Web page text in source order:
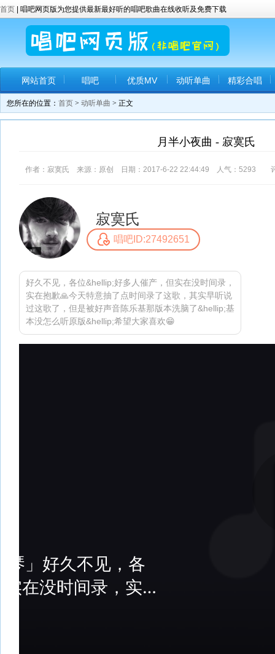
首页 | 唱吧网页版为您提供最新最好听的唱吧歌曲在线收听及免费下载
网站首页 唱吧 优质MV 动听单曲 精彩合唱
您所在的位置： 首页 > 动听单曲 > 正文
月半小夜曲 - 寂寞氏
作者：寂寞氏 来源：原创 日期：2017-6-22 22:44:49 人气： 5293 评
寂寞氏
唱吧ID:27492651
好久不见，各位&hellip;好多人催产，但实在没时间录，
实在抱歉🙏今天特意抽了点时间录了这歌，其实早听说
过这歌了，但是被好声音陈乐基那版本洗脑了&hellip;基
本没怎么听原版&hellip;希望大家喜欢😁